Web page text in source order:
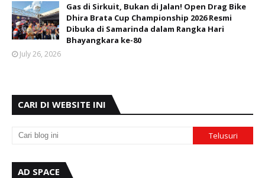
Gas di Sirkuit, Bukan di Jalan! Open Drag Bike
Dhira Brata Cup Championship 2026 Resmi
Dibuka di Samarinda dalam Rangka Hari
Bhayangkara ke-80
July 26, 2026
CARI DI WEBSITE INI
AD SPACE